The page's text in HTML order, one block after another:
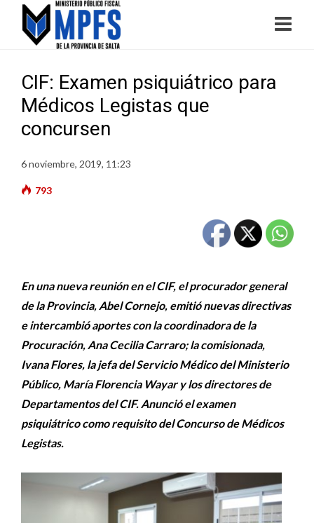
CIF: Examen psiquiátrico para
Médicos Legistas que
concursen
6 noviembre, 2019, 11:23
793
En una nueva reunión en el CIF, el procurador general
de la Provincia, Abel Cornejo, emitió nuevas directivas
e intercambió aportes con la coordinadora de la
Procuración, Ana Cecilia Carraro; la comisionada,
Ivana Flores, la jefa del Servicio Médico del Ministerio
Público, María Florencia Wayar y los directores de
Departamentos del CIF. Anunció el examen
psiquiátrico como requisito del Concurso de Médicos
Legistas.